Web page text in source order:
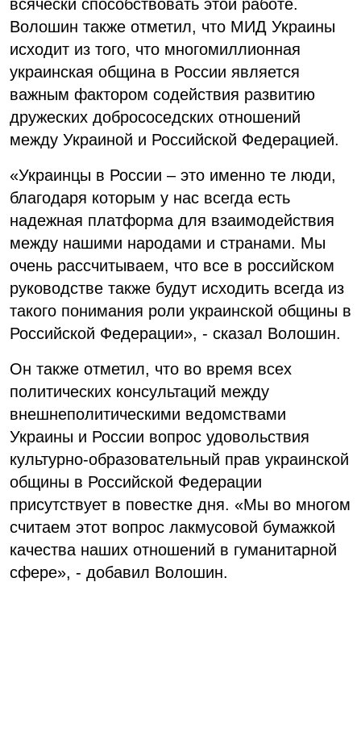
всячески способствовать этой работе.
Волошин также отметил, что МИД Украины
исходит из того, что многомиллионная
украинская община в России является
важным фактором содействия развитию
дружеских добрососедских отношений
между Украиной и Российской Федерацией.
«Украинцы в России – это именно те люди,
благодаря которым у нас всегда есть
надежная платформа для взаимодействия
между нашими народами и странами. Мы
очень рассчитываем, что все в российском
руководстве также будут исходить всегда из
такого понимания роли украинской общины в
Российской Федерации», - сказал Волошин.
Он также отметил, что во время всех
политических консультаций между
внешнеполитическими ведомствами
Украины и России вопрос удовольствия
культурно-образовательный прав украинской
общины в Российской Федерации
присутствует в повестке дня. «Мы во многом
считаем этот вопрос лакмусовой бумажкой
качества наших отношений в гуманитарной
сфере», - добавил Волошин.